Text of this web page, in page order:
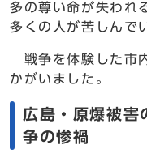
多の尊い命が失われ
多くの人が苦しんで
戦争を体験した市
かがいました。
広島・原爆被
争の惨禍